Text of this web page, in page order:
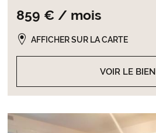
859 € / mois
VOIR LE BIEN
AFFICHER SUR LA CARTE